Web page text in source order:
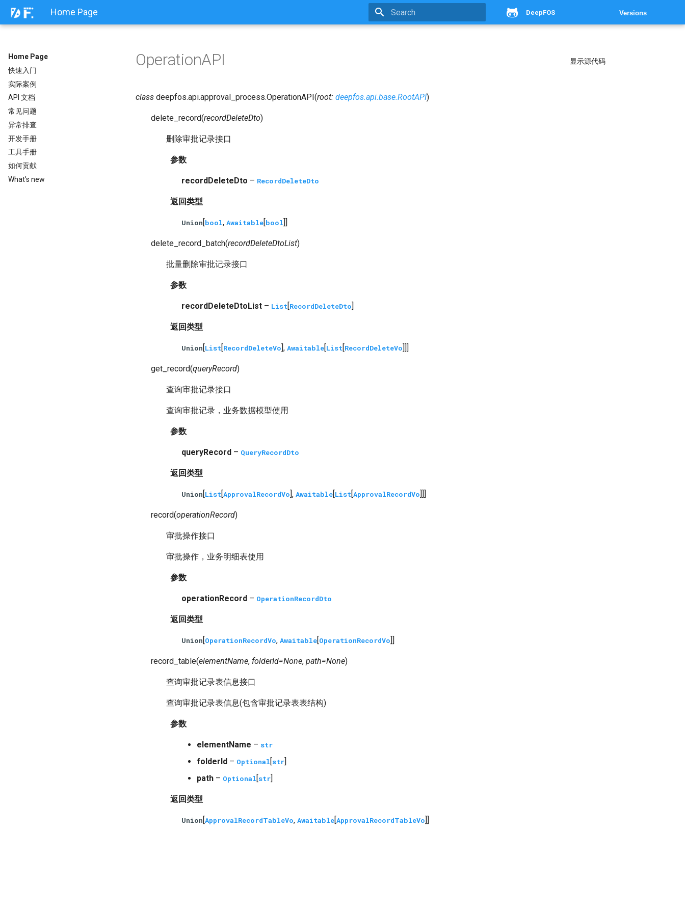
Home Page DeepFOS Versions
Home Page
快速入门
实际案例
API 文档
常见问题
异常排查
开发手册
工具手册
如何贡献
What’s new
显示源代码
OperationAPI
class deepfos.api.approval_process.OperationAPI(root: deepfos.api.base.RootAPI)
delete_record(recordDeleteDto)
删除审批记录接口
参数
recordDeleteDto – RecordDeleteDto
返回类型
Union[bool, Awaitable[bool]]
delete_record_batch(recordDeleteDtoList)
批量删除审批记录接口
参数
recordDeleteDtoList – List[RecordDeleteDto]
返回类型
Union[List[RecordDeleteVo], Awaitable[List[RecordDeleteVo]]]
get_record(queryRecord)
查询审批记录接口
查询审批记录，业务数据模型使用
参数
queryRecord – QueryRecordDto
返回类型
Union[List[ApprovalRecordVo], Awaitable[List[ApprovalRecordVo]]]
record(operationRecord)
审批操作接口
审批操作，业务明细表使用
参数
operationRecord – OperationRecordDto
返回类型
Union[OperationRecordVo, Awaitable[OperationRecordVo]]
record_table(elementName, folderId=None, path=None)
查询审批记录表信息接口
查询审批记录表信息(包含审批记录表表结构)
参数
elementName – str
folderId – Optional[str]
path – Optional[str]
返回类型
Union[ApprovalRecordTableVo, Awaitable[ApprovalRecordTableVo]]